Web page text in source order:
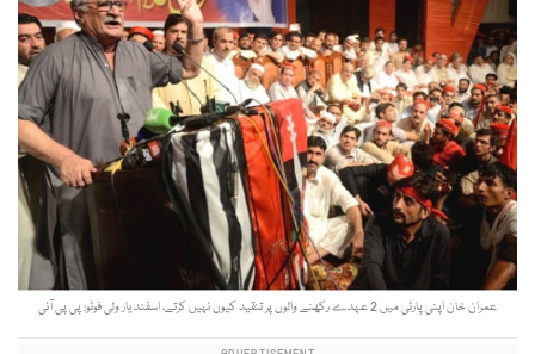
عمران خان اپنی پارٹی میں 2 عہدے رکھنے والوں پر تنقید کیوں نہیں کرتے، اسفند یار ولی فوٹو: پی پی آئی